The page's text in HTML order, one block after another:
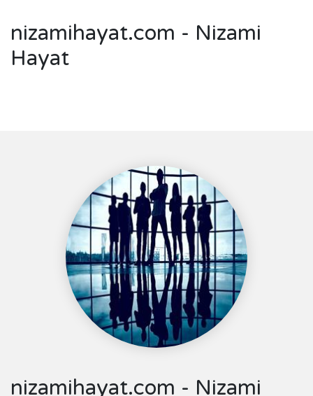
nizamihayat.com - Nizami
Hayat
nizamihayat.com - Nizami